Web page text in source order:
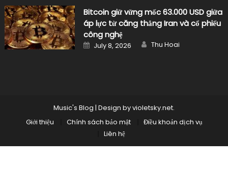
Bitcoin giữ vững mốc 63.000 USD giữa
áp lực từ căng thẳng Iran và cổ phiếu
công nghệ
Posted
on
July 8, 2026 Author
Thu Hoai
Music's Blog | Design byvioletsky.net.
Giới thiệu
Chính sách bảo mật
Điều khoản dịch vụ
Liên hệ